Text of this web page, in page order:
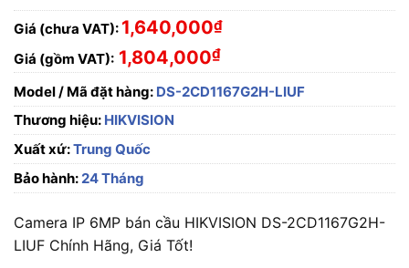
Giá (chưa VAT): 1,640,000₫
Giá (gồm VAT): 1,804,000₫
Model / Mã đặt hàng: DS-2CD1167G2H-LIUF
Thương hiệu: HIKVISION
Xuất xứ:Trung Quốc
Bảo hành:24 Tháng
Camera IP 6MP bán cầu HIKVISION DS-2CD1167G2H-
LIUF Chính Hãng, Giá Tốt!